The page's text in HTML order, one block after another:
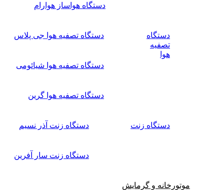
دستگاه هواساز هوارام
دستگاه
تصفیه
هوا
دستگاه تصفیه هوا جی پلاس
دستگاه تصفیه هوا شیائومی
دستگاه تصفیه هوا گرین
دستگاه زنت دستگاه زنت آذر نسیم
دستگاه زنت سار آفرین
موتورخانه و گرمایش